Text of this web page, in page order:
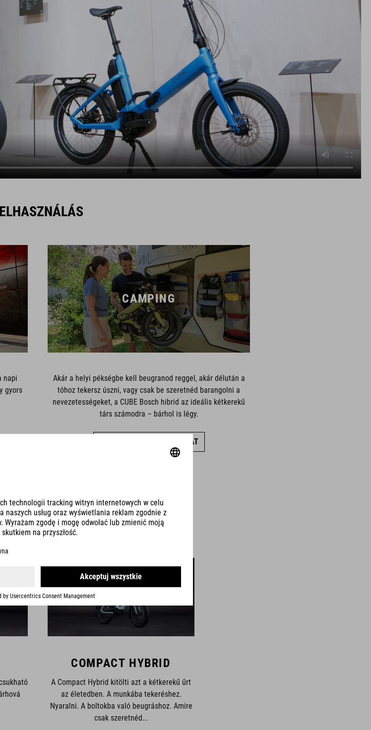
napi
gyors
CAMPING
Akár a helyi pékségbe kell beugranod reggel, akár délután a
tóhoz tekersz úszni, vagy csak be szeretnéd barangolni a
nevezetességeket, a CUBE Bosch hibrid az ideális kétkerekű
társ számodra – bárhol is légy.
MUTASD AZ ÖSSZES BRINGÁT
SOROZAT
COMPACT HYBRID
A Compact Hybrid kitölti azt a kétkerekű űrt
az életedben. A munkába tekeréshez.
Nyaralni. A boltokba való beugráshoz. Amire
csak szeretnéd...